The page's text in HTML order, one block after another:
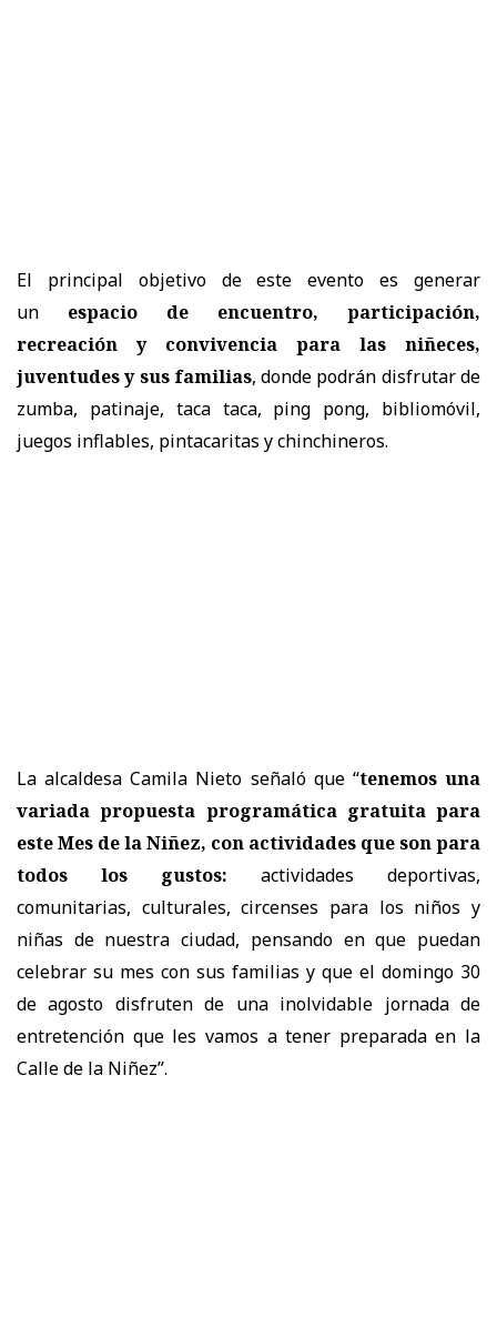
El principal objetivo de este evento es generar
un
espacio de encuentro, participación,
recreación y convivencia para las niñeces,
juventudes y sus familias, donde podrán disfrutar de
zumba, patinaje, taca taca, ping pong, bibliomóvil,
juegos inflables, pintacaritas y chinchineros.
La alcaldesa Camila Nieto señaló que “tenemos una
variada propuesta programática gratuita para
este Mes de la Niñez, con actividades que son para
todos los gustos:
actividades deportivas,
comunitarias, culturales, circenses para los niños y
niñas de nuestra ciudad, pensando en que puedan
celebrar su mes con sus familias y que el domingo 30
de agosto disfruten de una inolvidable jornada de
entretención que les vamos a tener preparada en la
Calle de la Niñez”.